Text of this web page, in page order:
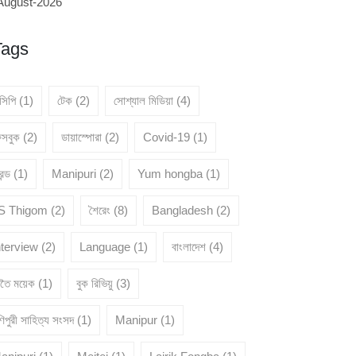
(1) টেক (2) সোশ্যাল মিডিয়া (4)
(2) ডায়াস্পোরা (2) Covid-19 (1)
(1) Manipuri (2) Yum hongba (1)
Thigom (2) শৈরেং (8) Bangladesh (2)
(2) Language (1) বাংলাদেশ (4)
ময়েক (1) বুক রিভিয়ু (3)
সাহিত্য সংসদ (1) Manipur (1)